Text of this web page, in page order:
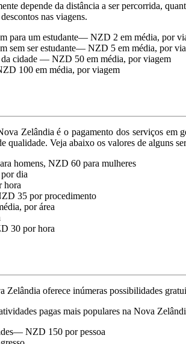
depende da distância a ser percorrida,
nas viagens.
para um estudante— NZD 2 em média, por
sem ser estudante— NZD 5 em média, por
cidade — NZD 50 em média, por viagem
100 em média, por viagem
Zelândia é o pagamento dos serviços em
qualidade. Veja abaixo os valores de alguns
homens, NZD 60 para mulheres
dia
hora
35 por procedimento
por área
30 por hora
oferece inúmeras possibilidades
pagas mais populares na Nova
NZD 150 por pessoa